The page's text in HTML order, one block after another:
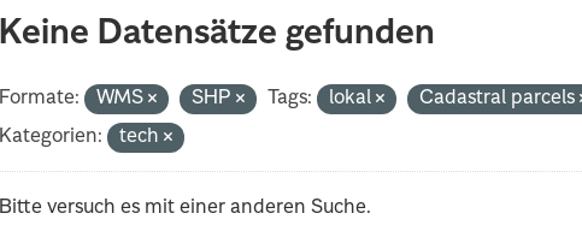
Keine Datensätze gefunden
Formate: WMS SHP Tags: lokal
Cadastral parcels
Kategorien:
tech
Bitte versuch es mit einer anderen Suche.